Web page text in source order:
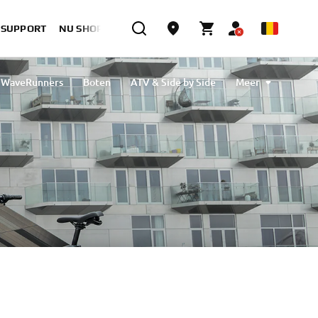
NU SHOPPEN
WaveRunners Boten
ATV & Side by Side
Reiniging & bescherming eBikes Outlet
Meer